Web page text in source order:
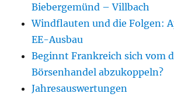
Biebergemünd – Villbach
Windflauten und die Folgen:
EE-Ausbau
Beginnt Frankreich sich vom
Börsenhandel abzukoppeln?
Jahresauswertungen